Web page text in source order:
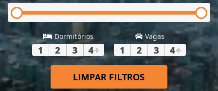
Dormitórios
1 2 3 4+
Vagas
1 2 3 4+
LIMPAR FILTROS